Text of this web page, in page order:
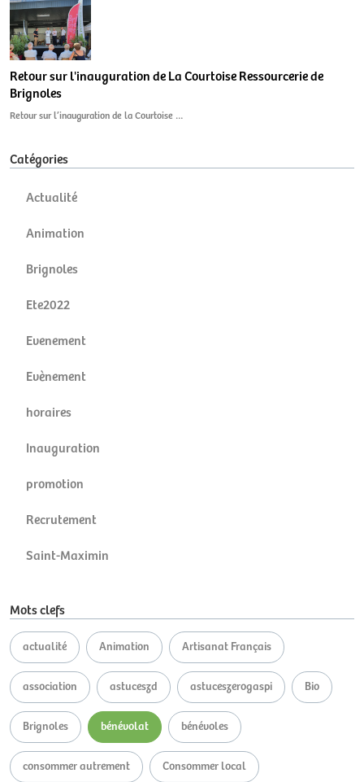
Retour sur l'inauguration de La Courtoise Ressourcerie de
Brignoles
Retour sur l’inauguration de la Courtoise …
Catégories
Actualité
Animation
Brignoles
Ete2022
Evenement
Evènement
horaires
Inauguration
promotion
Recrutement
Saint-Maximin
Mots clefs
actualité Animation Artisanat Français
association astuceszd astuceszerogaspi Bio
Brignoles bénévolat bénévoles
consommer autrement Consommer local